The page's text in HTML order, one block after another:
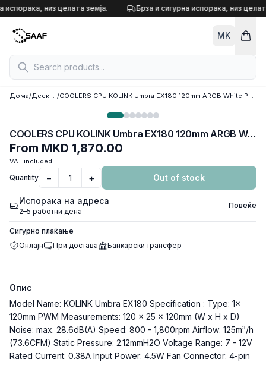
Skip to content
испорака, низ целата земја. Брза и сигурна испорака, низ
MK
Дома/ Десктоп кулери / COOLERS CPU KOLINK Umbra EX180 120mm ARGB White PWM, 1700, 115X & 1200, AM5&AM4, 4 HEAT PIPES, UMBRA EX180W ARGB
COOLERS CPU KOLINK Umbra EX180 120mm ARGB White PWM, 1700, 115X & 1200, AM5&AM4, 4 HEAT PIPES, UMBRA EX180W ARGB
From MKD 1,870.00
VAT included
Quantity − + Out of stock
Испорака на адреса
2–5 работни дена
Повеќе
Сигурно плаќање
Онлајн
При достава Банкарски трансфер
Опис
Model Name: KOLINK Umbra EX180 Specification : Type: 1x
120mm PWM Measurements: 120 x 25 x 120mm (W x H x D)
Noise: max. 28.6dB(A) Speed: 800 - 1,800rpm Airflow: 125m³/h
(73.6CFM) Static Pressure: 2.12mmH2O Voltage Range: 7 - 12V
Rated Current: 0.38A Input Power: 4.5W Fan Connector: 4-pin